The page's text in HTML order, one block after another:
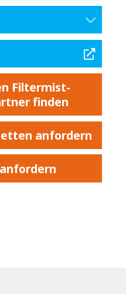
Filtermist-
finden
anfordern